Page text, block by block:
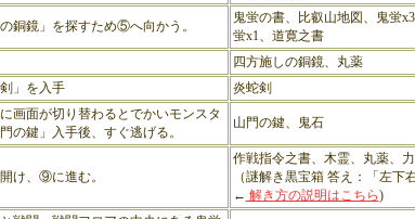
銅鏡」を探すため⑤へ向かう。
鬼蛍の書、比叡山地図、鬼蛍
蛍x1、道寛之書
四方施しの銅鏡、丸薬
」を入手 炎蛇剣
画面が切り替わるとでかいモンスタ
の鍵」入手後、すぐ逃げる。
山門の鍵、鬼石
け、⑨に進む。
作戦指令之書、木霊、丸薬、
（謎解き黒宝箱 答え：「左下
← 解き方の説明はこちら)